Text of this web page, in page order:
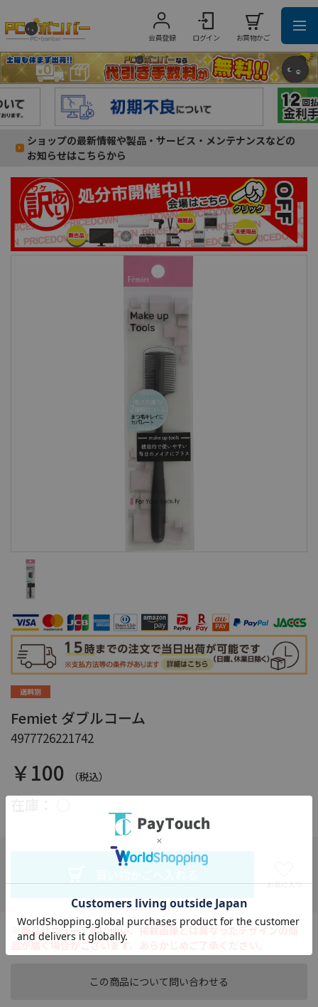
会員登録 ログイン お買物かご
ショップの最新情報や製品・サービス・メンテナンスなどの
お知らせはこちらから
Femiet ダブルコーム
4977726221742
￥100 （税込）
この商品について問い合わせる
お気に入り
※商品リニューアルに伴い、掲載画像とは異なったデザインの商
品が届く場合がございます。あらかじめご了承ください。